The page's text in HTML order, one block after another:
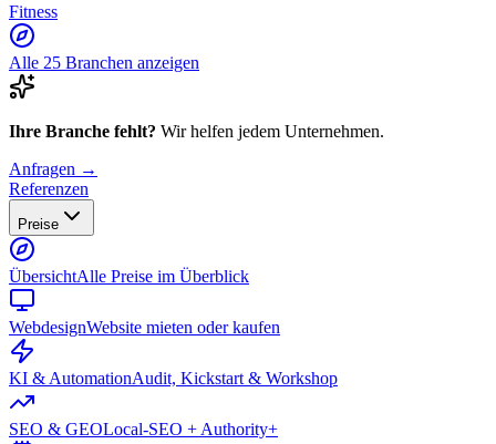
Fitness
Alle 25 Branchen anzeigen
Ihre Branche fehlt? Wir helfen jedem Unternehmen.
Anfragen →
Referenzen
Preise
ÜbersichtAlle Preise im Überblick
WebdesignWebsite mieten oder kaufen
KI & AutomationAudit, Kickstart & Workshop
SEO & GEOLocal-SEO + Authority+